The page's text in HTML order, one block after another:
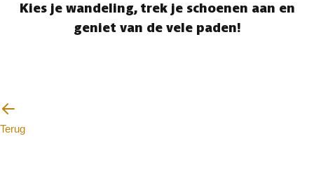
Kies je wandeling, trek je schoenen aan en
geniet van de vele paden!
Terug